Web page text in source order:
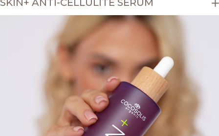
SKIN+ ANTI-CELLULITE SERUM